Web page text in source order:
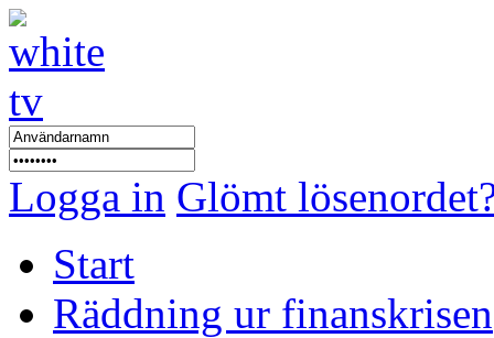
Logga in Glömt
Start
Räddning ur finanskrisen